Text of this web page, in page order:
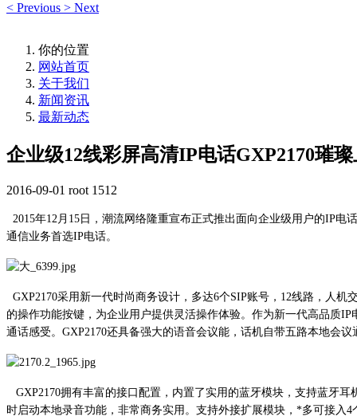
< Previous > Next
你的位置
网站首页
关于我们
新闻资讯
最新动态
企业级12线彩屏高清IP电话GXP2170璀
2016-09-01 root 1512
2015年12月15日，潮流网络隆重宣布正式推出面向企业级用户的IP电
通信业务首选IP电话。
GXP2170采用新一代时尚商务设计，多达6个SIP账号，12线路，人
的操作功能按键，为企业用户提供灵活操作体验。作为新一代高品质
通话感受。GXP2170还具备强大的语音会议能，话机自带五路本地会
GXP2170拥有丰富的接口配置，内置了实用的蓝牙模块，支持蓝牙
时启动本地录音功能，非常商务实用。支持外接扩展模块，*多可接入4